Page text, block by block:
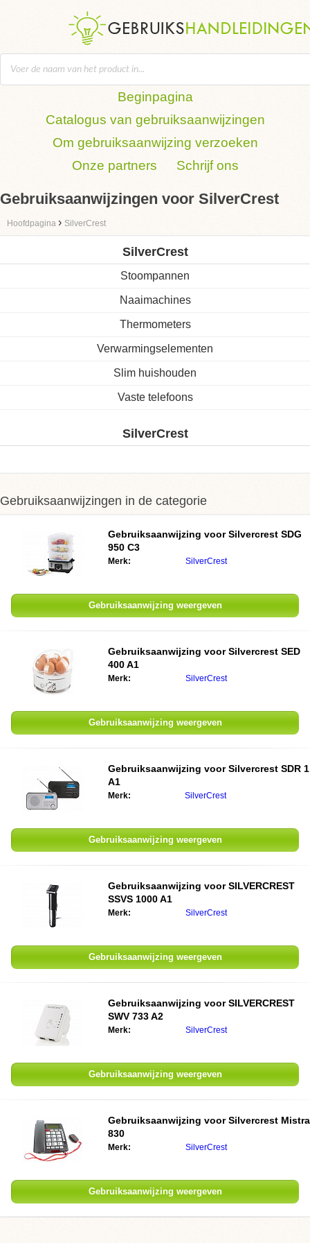
Beginpagina
Catalogus van gebruiksaanwijzingen
Om gebruiksaanwijzing verzoeken
Onze partners
Schrijf ons
Gebruiksaanwijzingen voor SilverCrest
Hoofdpagina › SilverCrest
SilverCrest
Stoompannen
Naaimachines
Thermometers
Verwarmingselementen
Slim huishouden
Vaste telefoons
SilverCrest
Gebruiksaanwijzingen in de categorie
Gebruiksaanwijzing voor Silvercrest SDG
950 C3
Merk: SilverCrest
Gebruiksaanwijzing weergeven
Gebruiksaanwijzing voor Silvercrest SED
400 A1
Merk: SilverCrest
Gebruiksaanwijzing weergeven
Gebruiksaanwijzing voor Silvercrest SDR 1
A1
Merk: SilverCrest
Gebruiksaanwijzing weergeven
Gebruiksaanwijzing voor SILVERCREST
SSVS 1000 A1
Merk: SilverCrest
Gebruiksaanwijzing weergeven
Gebruiksaanwijzing voor SILVERCREST
SWV 733 A2
Merk: SilverCrest
Gebruiksaanwijzing weergeven
Gebruiksaanwijzing voor Silvercrest
830
Merk: SilverCrest
Gebruiksaanwijzing weergeven